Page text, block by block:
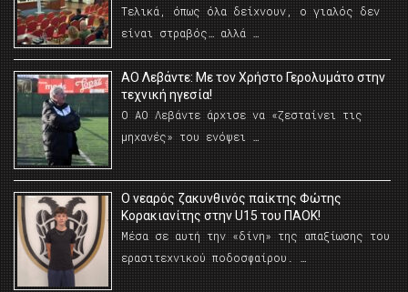
Τελικά, όπως όλα δείχνουν, ο γιαλός δεν
είναι στραβός… αλλά …
ΑΟ Λεβάντε: Με τον Χρήστο Γερολυμάτο στην
τεχνική ηγεσία!
Ο ΑΟ Λεβάντε άρχισε να «ζεσταίνει τις
μηχανές» του ενόψει …
O νεαρός ζακυνθινός παίκτης Φώτης
Κορακιανίτης στην U15 του ΠΑΟΚ!
Μέσα σε αυτή την «δίνη» της απαξίωσης του
ερασιτεχνικού ποδοσφαίρου. …